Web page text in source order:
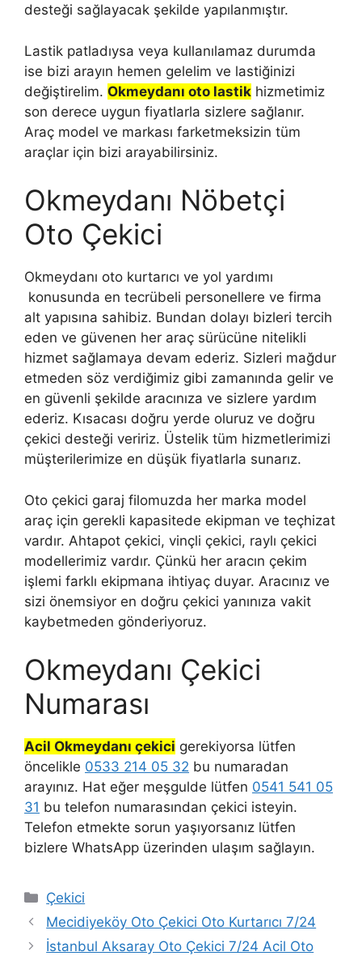
desteği sağlayacak şekilde yapılanmıştır.
Lastik patladıysa veya kullanılamaz durumda
ise bizi arayın hemen gelelim ve lastiğinizi
değiştirelim. Okmeydanı oto lastik hizmetimiz
son derece uygun fiyatlarla sizlere sağlanır.
Araç model ve markası farketmeksizin tüm
araçlar için bizi arayabilirsiniz.
Okmeydanı Nöbetçi
Oto Çekici
Okmeydanı oto kurtarıcı ve yol yardımı
konusunda en tecrübeli personellere ve firma
alt yapısına sahibiz. Bundan dolayı bizleri tercih
eden ve güvenen her araç sürücüne nitelikli
hizmet sağlamaya devam ederiz. Sizleri mağdur
etmeden söz verdiğimiz gibi zamanında gelir ve
en güvenli şekilde aracınıza ve sizlere yardım
ederiz. Kısacası doğru yerde oluruz ve doğru
çekici desteği veririz. Üstelik tüm hizmetlerimizi
müşterilerimize en düşük fiyatlarla sunarız.
Oto çekici garaj filomuzda her marka model
araç için gerekli kapasitede ekipman ve teçhizat
vardır. Ahtapot çekici, vinçli çekici, raylı çekici
modellerimiz vardır. Çünkü her aracın çekim
işlemi farklı ekipmana ihtiyaç duyar. Aracınız ve
sizi önemsiyor en doğru çekici yanınıza vakit
kaybetmeden gönderiyoruz.
Okmeydanı Çekici
Numarası
Acil Okmeydanı çekici gerekiyorsa lütfen
öncelikle 0533 214 05 32 bu numaradan
arayınız. Hat eğer meşgulde lütfen 0541 541 05
31 bu telefon numarasından çekici isteyin.
Telefon etmekte sorun yaşıyorsanız lütfen
bizlere WhatsApp üzerinden ulaşım sağlayın.
Kategoriler
Çekici
Mecidiyeköy Oto Çekici Oto Kurtarıcı 7/24
İstanbul Aksaray Oto Çekici 7/24 Acil Oto